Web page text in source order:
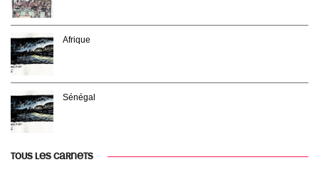
Afrique
Sénégal
TOUS LES CARNETS